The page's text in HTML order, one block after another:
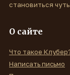
становиться
О сайте
Что такое
Написать письмо